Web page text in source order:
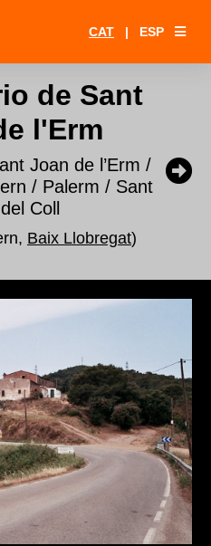
CAT | ESP
de Sant
l'Erm
Joan de l’Erm /
/ Palerm / Sant
Coll
Baix Llobregat)